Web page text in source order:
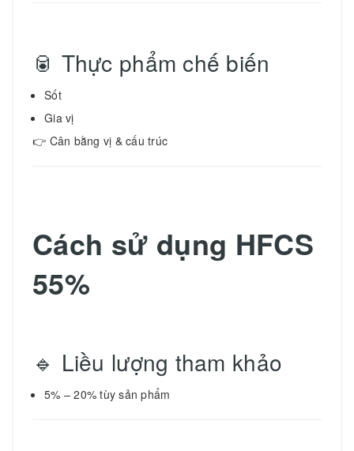
🥫 Thực phẩm chế biến
Sốt
Gia vị
👉 Cân bằng vị & cấu trúc
Cách sử dụng HFCS
55%
🔹 Liều lượng tham khảo
5% – 20% tùy sản phẩm